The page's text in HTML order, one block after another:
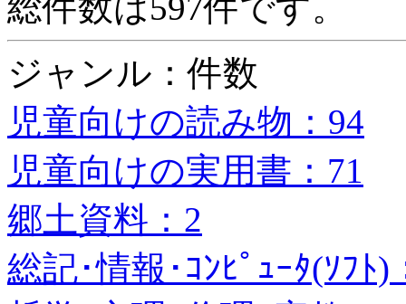
ジャンル：件数
児童向けの読み物：94
児童向けの実用書：71
郷土資料：2
総記･情報･ｺﾝﾋﾟｭｰﾀ(ｿﾌﾄ)